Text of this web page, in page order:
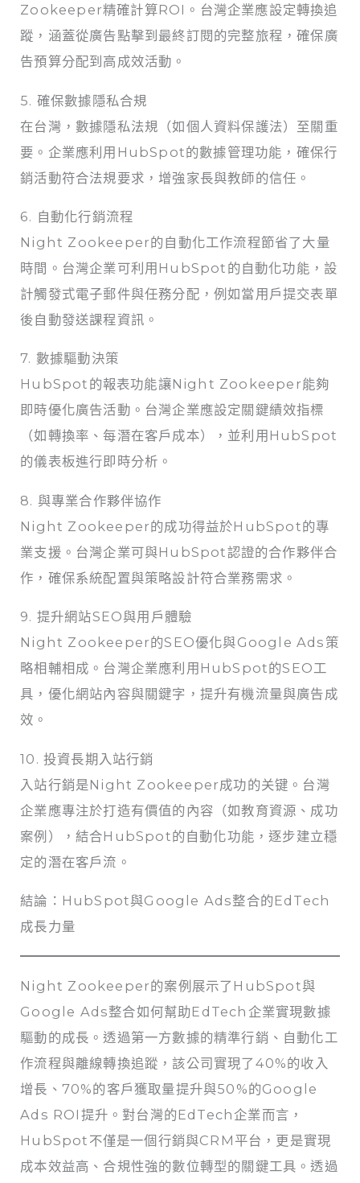
Zookeeper精確計算ROI。台灣企業應設定轉換追
蹤，涵蓋從廣告點擊到最終訂閱的完整旅程，確保廣
告預算分配到高成效活動。
5. 確保數據隱私合規
在台灣，數據隱私法規（如個人資料保護法）至關重
要。企業應利用HubSpot的數據管理功能，確保行
銷活動符合法規要求，增強家長與教師的信任。
6. 自動化行銷流程
Night Zookeeper的自動化工作流程節省了大量
時間。台灣企業可利用HubSpot的自動化功能，設
計觸發式電子郵件與任務分配，例如當用戶提交表單
後自動發送課程資訊。
7. 數據驅動決策
HubSpot的報表功能讓Night Zookeeper能夠
即時優化廣告活動。台灣企業應設定關鍵績效指標
（如轉換率、每潛在客戶成本），並利用HubSpot
的儀表板進行即時分析。
8. 與專業合作夥伴協作
Night Zookeeper的成功得益於HubSpot的專
業支援。台灣企業可與HubSpot認證的合作夥伴合
作，確保系統配置與策略設計符合業務需求。
9. 提升網站SEO與用戶體驗
Night Zookeeper的SEO優化與Google Ads策
略相輔相成。台灣企業應利用HubSpot的SEO工
具，優化網站內容與關鍵字，提升有機流量與廣告成
效。
10. 投資長期入站行銷
入站行銷是Night Zookeeper成功的关键。台灣
企業應專注於打造有價值的內容（如教育資源、成功
案例），結合HubSpot的自動化功能，逐步建立穩
定的潛在客戶流。
結論：HubSpot與Google Ads整合的EdTech
成長力量
Night Zookeeper的案例展示了HubSpot與
Google Ads整合如何幫助EdTech企業實現數據
驅動的成長。透過第一方數據的精準行銷、自動化工
作流程與離線轉換追蹤，該公司實現了40%的收入
增長、70%的客戶獲取量提升與50%的Google
Ads ROI提升。對台灣的EdTech企業而言，
HubSpot不僅是一個行銷與CRM平台，更是實現
成本效益高、合規性強的數位轉型的關鍵工具。透過